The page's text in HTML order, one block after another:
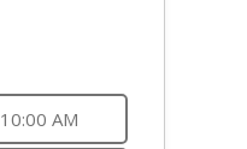
10:00 AM